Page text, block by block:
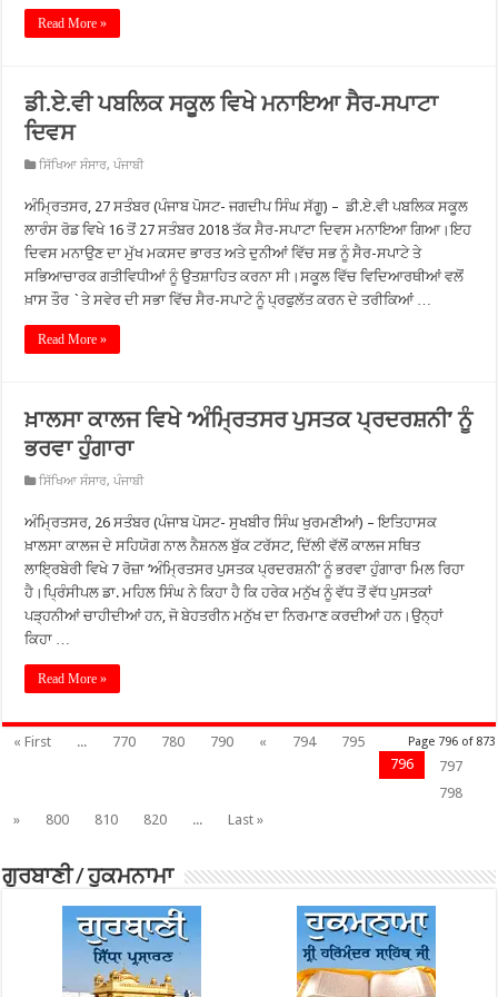
Read More »
ਡੀ.ਏ.ਵੀ ਪਬਲਿਕ ਸਕੂਲ ਵਿਖੇ ਮਨਾਇਆ ਸੈਰ-ਸਪਾਟਾ
ਦਿਵਸ
ਸਿੱਖਿਆ ਸੰਸਾਰ,ਪੰਜਾਬੀ
ਅੰਮ੍ਰਿਤਸਰ, 27 ਸਤੰਬਰ (ਪੰਜਾਬ ਪੋਸਟ- ਜਗਦੀਪ ਸਿੰਘ ਸੱਗੂ) – ਡੀ.ਏ.ਵੀ ਪਬਲਿਕ ਸਕੂਲ
ਲਾਰੰਸ ਰੋਡ ਵਿਖੇ 16 ਤੋਂ 27 ਸਤੰਬਰ 2018 ਤੱਕ ਸੈਰ-ਸਪਾਟਾ ਦਿਵਸ ਮਨਾਇਆ ਗਿਆ।ਇਹ
ਦਿਵਸ ਮਨਾਉਣ ਦਾ ਮੁੱਖ ਮਕਸਦ ਭਾਰਤ ਅਤੇ ਦੁਨੀਆਂ ਵਿੱਚ ਸਭ ਨੂੰ ਸੈਰ-ਸਪਾਟੇ ਤੇ
ਸਭਿਆਚਾਰਕ ਗਤੀਵਿਧੀਆਂ ਨੂੰ ਉਤਸ਼ਾਹਿਤ ਕਰਨਾ ਸੀ।ਸਕੂਲ ਵਿੱਚ ਵਿਦਿਆਰਥੀਆਂ ਵਲੋਂ
ਖ਼ਾਸ ਤੌਰ `ਤੇ ਸਵੇਰ ਦੀ ਸਭਾ ਵਿੱਚ ਸੈਰ-ਸਪਾਟੇ ਨੂੰ ਪ੍ਰਫੁਲੱਤ ਕਰਨ ਦੇ ਤਰੀਕਿਆਂ …
Read More »
ਖ਼ਾਲਸਾ ਕਾਲਜ ਵਿਖੇ ‘ਅੰਮ੍ਰਿਤਸਰ ਪੁਸਤਕ ਪ੍ਰਦਰਸ਼ਨੀ’ ਨੂੰ
ਭਰਵਾ ਹੁੰਗਾਰਾ
ਸਿੱਖਿਆ ਸੰਸਾਰ,ਪੰਜਾਬੀ
ਅੰਮ੍ਰਿਤਸਰ, 26 ਸਤੰਬਰ (ਪੰਜਾਬ ਪੋਸਟ- ਸੁਖਬੀਰ ਸਿੰਘ ਖੁਰਮਣੀਆਂ) – ਇਤਿਹਾਸਕ
ਖ਼ਾਲਸਾ ਕਾਲਜ ਦੇ ਸਹਿਯੋਗ ਨਾਲ ਨੈਸ਼ਨਲ ਬੁੱਕ ਟਰੱਸਟ, ਦਿੱਲੀ ਵੱਲੋਂ ਕਾਲਜ ਸਥਿਤ
ਲਾਇ੍ਰਬੇਰੀ ਵਿਖੇ 7 ਰੋਜ਼ਾ ‘ਅੰਮ੍ਰਿਤਸਰ ਪੁਸਤਕ ਪ੍ਰਦਰਸ਼ਨੀ’ ਨੂੰ ਭਰਵਾ ਹੁੰਗਾਰਾ ਮਿਲ ਰਿਹਾ
ਹੈ।ਪ੍ਰਿੰਸੀਪਲ ਡਾ. ਮਹਿਲ ਸਿੰਘ ਨੇ ਕਿਹਾ ਹੈ ਕਿ ਹਰੇਕ ਮਨੁੱਖ ਨੂੰ ਵੱਧ ਤੋਂ ਵੱਧ ਪੁਸਤਕਾਂ
ਪੜ੍ਹਨੀਆਂ ਚਾਹੀਦੀਆਂ ਹਨ, ਜੋ ਬੇਹਤਰੀਨ ਮਨੁੱਖ ਦਾ ਨਿਰਮਾਣ ਕਰਦੀਆਂ ਹਨ।ਉਨ੍ਹਾਂ
ਕਿਹਾ …
Read More »
Page 796 of 873
« First ... 770 780 790 « 794
795
796
797
798
»
800 810 820 ... Last »
ਗੁਰਬਾਣੀ / ਹੁਕਮਨਾਮਾ